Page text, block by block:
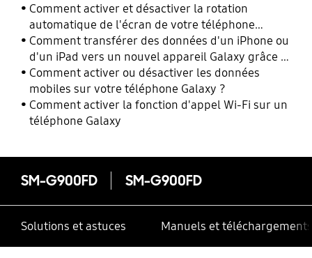
Comment activer et désactiver la rotation
automatique de l'écran de votre téléphone
Galaxy ?
Comment transférer des données d'un iPhone ou
d'un iPad vers un nouvel appareil Galaxy grâce à
Smart Switch ?
Comment activer ou désactiver les données
mobiles sur votre téléphone Galaxy ?
Comment activer la fonction d'appel Wi-Fi sur un
téléphone Galaxy
SM-G900FD SM-G900FD
Solutions et astuces Manuels et téléchargements